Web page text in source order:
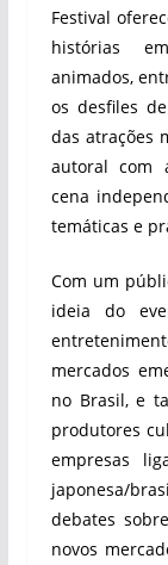
Festival
histórias
animados,
os desfiles
das atrações
autoral com
cena
temáticas e
Com um
ideia do
mercados
no Brasil, e
produtores
empresas
japonesa/
debates
novos